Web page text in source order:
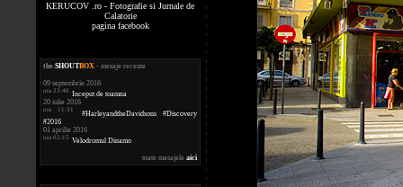
KERUCOV .ro - Fotografie si Jurnale de
Calatorie
pagina facebook
the.SHOUTBOX - mesaje recente
09 septembrie 2016
ora 23:46 Inceput de toamna
20 iulie 2016
ora 11:31
#HarleyandtheDavidsons #Discovery
#2016
01 aprilie 2016
ora 02:15 Velodromul Dinamo
toate mesajele aici